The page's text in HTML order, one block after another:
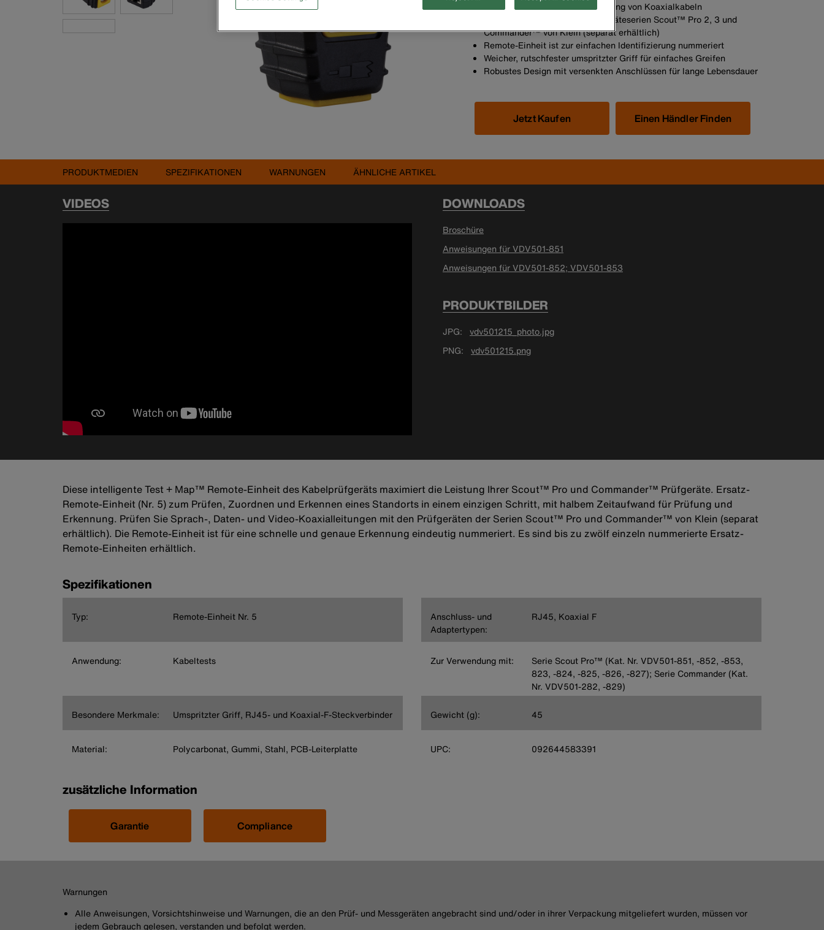
einen F-Steckverbinder zur Prüfung von Koaxialkabeln
Zur Verwendung mit den Prüfgeräteserien Scout™ Pro 2, 3 und
Commander™ von Klein (separat erhältlich)
Remote-Einheit ist zur einfachen Identifizierung nummeriert
Weicher, rutschfester umspritzter Griff für einfaches Greifen
Robustes Design mit versenkten Anschlüssen für lange Lebensdauer
Jetzt Kaufen Einen Händler Finden
PRODUKTMEDIEN SPEZIFIKATIONEN WARNUNGEN ÄHNLICHE ARTIKEL
VIDEOS DOWNLOADS
Broschüre
Anweisungen für VDV501-851
Anweisungen für VDV501-852; VDV501-853
PRODUKTBILDER
JPG
vdv501215_photo.jpg
PNG
vdv501215.png
Diese intelligente Test + Map™ Remote-Einheit des Kabelprüfgeräts maximiert die Leistung Ihrer Scout™ Pro und Commander™ Prüfgeräte. Ersatz-
Remote-Einheit (Nr. 5) zum Prüfen, Zuordnen und Erkennen eines Standorts in einem einzigen Schritt, mit halbem Zeitaufwand für Prüfung und
Erkennung. Prüfen Sie Sprach-, Daten- und Video-Koaxialleitungen mit den Prüfgeräten der Serien Scout™ Pro und Commander™ von Klein (separat
erhältlich). Die Remote-Einheit ist für eine schnelle und genaue Erkennung eindeutig nummeriert. Es sind bis zu zwölf einzeln nummerierte Ersatz-
Remote-Einheiten erhältlich.
Spezifikationen
Typ: Remote-Einheit Nr. 5
Anwendung: Kabeltests
Besondere Merkmale: Umspritzter Griff, RJ45- und Koaxial-F-Steckverbinder
Material: Polycarbonat, Gummi, Stahl, PCB-Leiterplatte
Anschluss- und
Adaptertypen:
RJ45, Koaxial F
Zur Verwendung mit:
Serie Scout Pro™ (Kat. Nr. VDV501-851, -852, -853,
823, -824, -825, -826, -827); Serie Commander (Kat.
Nr. VDV501-282, -829)
Gewicht (g): 45
UPC: 092644583391
zusätzliche Information
Garantie Compliance
Warnungen
Alle Anweisungen, Vorsichtshinweise und Warnungen, die an den Prüf- und Messgeräten angebracht sind und/oder in ihrer Verpackung mitgeliefert wurden, müssen vor
jedem Gebrauch gelesen, verstanden und befolgt werden.